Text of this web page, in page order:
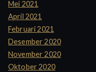
Mei 2021
April 2021
Februari 2021
Desember 2020
November 2020
Oktober 2020